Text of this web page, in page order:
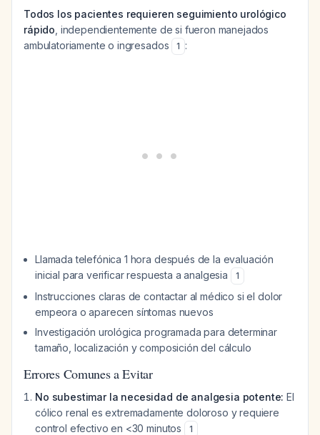
Todos los pacientes requieren seguimiento urológico
rápido , independientemente de si fueron manejados
ambulatoriamente o ingresados
1 :
Llamada telefónica 1 hora después de la evaluación
inicial para verificar respuesta a analgesia
1
Instrucciones claras de contactar al médico si el dolor
empeora o aparecen síntomas nuevos
Investigación urológica programada para determinar
tamaño, localización y composición del cálculo
Errores Comunes a Evitar
No subestimar la necesidad de analgesia potente: El
cólico renal es extremadamente doloroso y requiere
control efectivo en <30 minutos
1